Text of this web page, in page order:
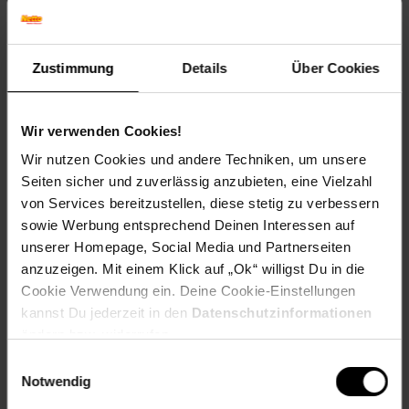
Zustimmung Details Über Cookies
Wir verwenden Cookies!
Wir nutzen Cookies und andere Techniken, um unsere
Seiten sicher und zuverlässig anzubieten, eine Vielzahl
von Services bereitzustellen, diese stetig zu verbessern
sowie Werbung entsprechend Deinen Interessen auf
unserer Homepage, Social Media und Partnerseiten
anzuzeigen. Mit einem Klick auf „Ok“ willigst Du in die
Cookie Verwendung ein. Deine Cookie-Einstellungen
kannst Du jederzeit in den Datenschutzinformationen
Notwendig
die Neugestaltung von Erste-Hilfe Behältnissen. Dies und
vieles mehr geht auf das Konto von SÖHNGEN.
Artikelnummer: 2809431000
Versandinformationen
Herstellerinformationen
Fußzeile
Weitere Online-Angebote